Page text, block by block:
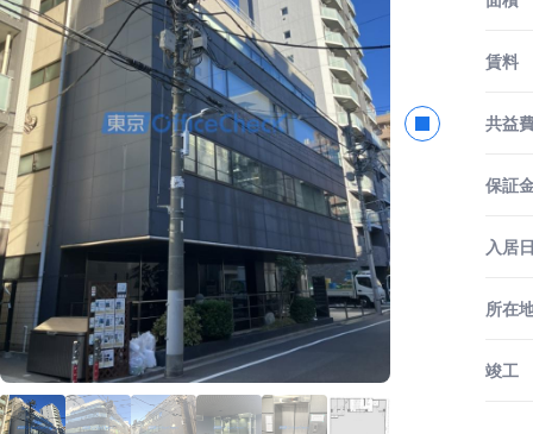
賃料
共益
保証
入居
所在
竣工